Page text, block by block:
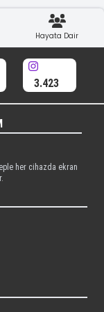
Hayata Dair
3.423
her cihazda ekran